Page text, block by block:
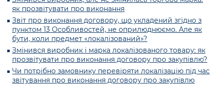
як прозвітувати про виконання
Звіт про виконання договору, що укладений згідно з
пунктом 13 Особливостей, не оприлюднюємо. Але як
бути, коли предмет «локалізований»?
Змінився виробник і марка локалізованого товару: як
прозвітувати про виконання договору про закупівлю?
Чи потрібно замовнику перевіряти локалізацію під час
звітування про виконання договору про закупівлю